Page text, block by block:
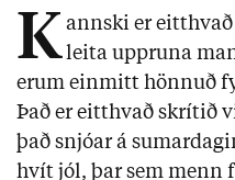
Kannski er
leita uppruna
erum einmitt hönnuð
Það er eitthvað skrítið
það snjóar á
hvít jól, þar sem menn